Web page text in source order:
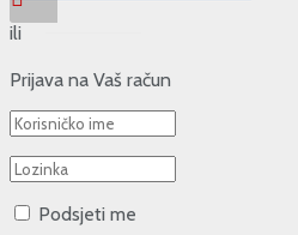
ili
Prijava na Vaš račun
Podsjeti me